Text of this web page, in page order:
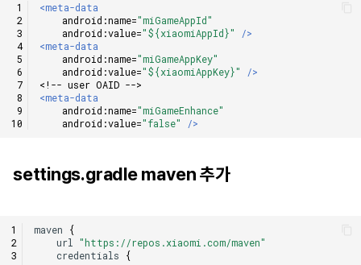
<meta-data
android:name="miGameAppId"
android:value="${xiaomiAppId}"
/>
<meta-data
android:name="miGameAppKey"
android:value="${xiaomiAppKey}"
/>
<!-- user OAID -->
<meta-data
android:name="miGameEnhance"
android:value="false" />
settings.gradle maven 추가
maven
{
url
"https://repos.xiaomi.com/maven"
credentials
{